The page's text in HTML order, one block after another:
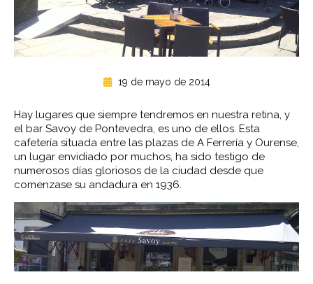
19 de mayo de 2014
Hay lugares que siempre tendremos en nuestra retina, y
el bar Savoy de Pontevedra, es uno de ellos. Esta
cafetería situada entre las plazas de A Ferrería y Ourense,
un lugar envidiado por muchos, ha sido testigo de
numerosos días gloriosos de la ciudad desde que
comenzase su andadura en 1936.